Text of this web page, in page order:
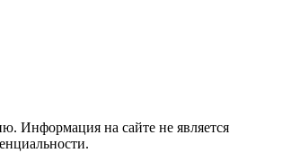
Информация на сайте не является